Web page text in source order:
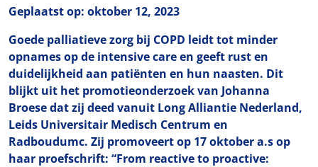
Geplaatst op: oktober 12, 2023
Goede palliatieve zorg bij COPD leidt tot minder
opnames op de intensive care en geeft rust en
duidelijkheid aan patiënten en hun naasten. Dit
blijkt uit het promotieonderzoek van Johanna
Broese dat zij deed vanuit Long Alliantie Nederland,
Leids Universitair Medisch Centrum en
Radboudumc. Zij promoveert op 17 oktober a.s op
haar proefschrift: “From reactive to proactive: